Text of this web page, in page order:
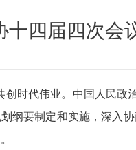
十四届四次会
创时代伟业。中国人民
纲要制定和实施，深入